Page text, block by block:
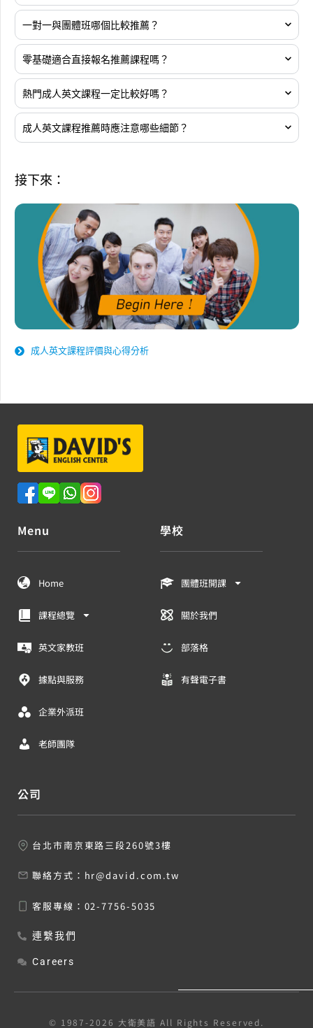
一對一與團體班哪個比較推薦？
零基礎適合直接報名推薦課程嗎？
熱門成人英文課程一定比較好嗎？
成人英文課程推薦時應注意哪些細節？
接下來：
成人英文課程評價與心得分析
Menu
Home
課程總覽
英文家教班
據點與服務
企業外派班
老師團隊
學校
團體班開課
關於我們
部落格
有聲電子書
公司
台北市南京東路三段260號3樓
聯絡方式： hr@david.com.tw
客服專線： 02-7756-5035
連繫我們
Careers
© 1987-2026 大衛美語 All Rights Reserved.